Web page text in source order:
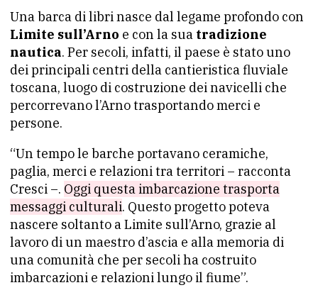
Una barca di libri nasce dal legame profondo con
Limite sull’Arno e con la sua tradizione
nautica. Per secoli, infatti, il paese è stato uno
dei principali centri della cantieristica fluviale
toscana, luogo di costruzione dei navicelli che
percorrevano l’Arno trasportando merci e
persone.
“Un tempo le barche portavano ceramiche,
paglia, merci e relazioni tra territori – racconta
Cresci –. Oggi questa imbarcazione trasporta
messaggi culturali. Questo progetto poteva
nascere soltanto a Limite sull’Arno, grazie al
lavoro di un maestro d’ascia e alla memoria di
una comunità che per secoli ha costruito
imbarcazioni e relazioni lungo il fiume”.